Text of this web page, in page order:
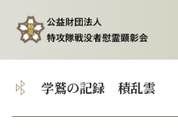
トップ
顕彰会について
学鷲の記録 積乱雲